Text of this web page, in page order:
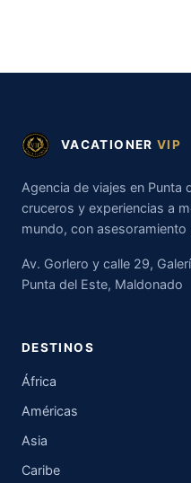
VACATIONER VIP
Agencia de viajes en Punta
cruceros y experiencias a
mundo, con asesoramiento
Av. Gorlero y calle 29,
Punta del Este, Maldonado
DESTINOS
África
Américas
Asia
Caribe